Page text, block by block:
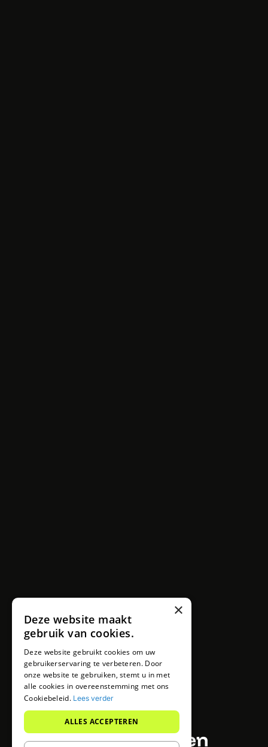
Jouw website laten
×
Deze website maakt
gebruik van cookies.
Deze website gebruikt cookies om uw
gebruikerservaring te verbeteren. Door
onze website te gebruiken, stemt u in met
alle cookies in overeenstemming met ons
Cookiebeleid. Lees verder
ALLES ACCEPTEREN